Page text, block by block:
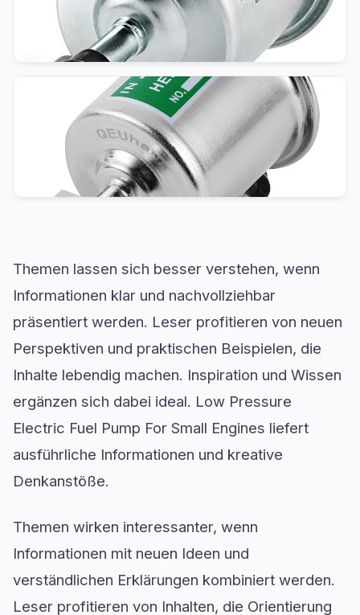
Themen lassen sich besser verstehen, wenn
Informationen klar und nachvollziehbar
präsentiert werden. Leser profitieren von neuen
Perspektiven und praktischen Beispielen, die
Inhalte lebendig machen. Inspiration und Wissen
ergänzen sich dabei ideal. Low Pressure
Electric Fuel Pump For Small Engines liefert
ausführliche Informationen und kreative
Denkanstöße.
Themen wirken interessanter, wenn
Informationen mit neuen Ideen und
verständlichen Erklärungen kombiniert werden.
Leser profitieren von Inhalten, die Orientierung